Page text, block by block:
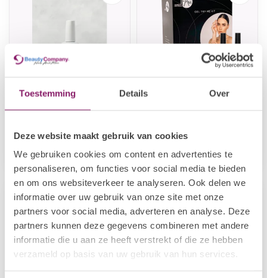
Toestemming Details Over
Deze website maakt gebruik van cookies
We gebruiken cookies om content en advertenties te
personaliseren, om functies voor social media te bieden
en om ons websiteverkeer te analyseren. Ook delen we
informatie over uw gebruik van onze site met onze
partners voor social media, adverteren en analyse. Deze
partners kunnen deze gegevens combineren met andere
informatie die u aan ze heeft verstrekt of die ze hebben
verzameld op basis van uw gebruik van hun services.
BIAP Lilly Pilly HEMA
Op voorraad Op voorraad
-20% -20%